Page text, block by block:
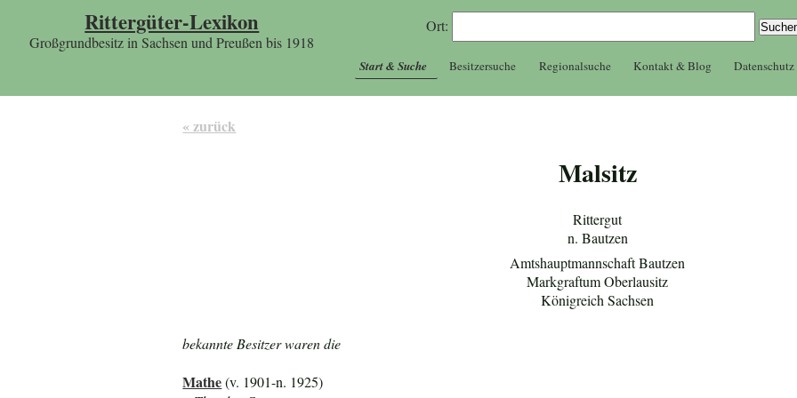
Rittergüter-Lexikon
Großgrundbesitz in Sachsen und Preußen bis 1918
Ort:
Start & Suche Besitzersuche Regionalsuche Kontakt & Blog Datenschutz
« zurück
Malsitz
Rittergut
n. Bautzen
Amtshauptmannschaft Bautzen
Markgraftum Oberlausitz
Königreich Sachsen
bekannte Besitzer waren die
Mathe(v. 1901-n. 1925)